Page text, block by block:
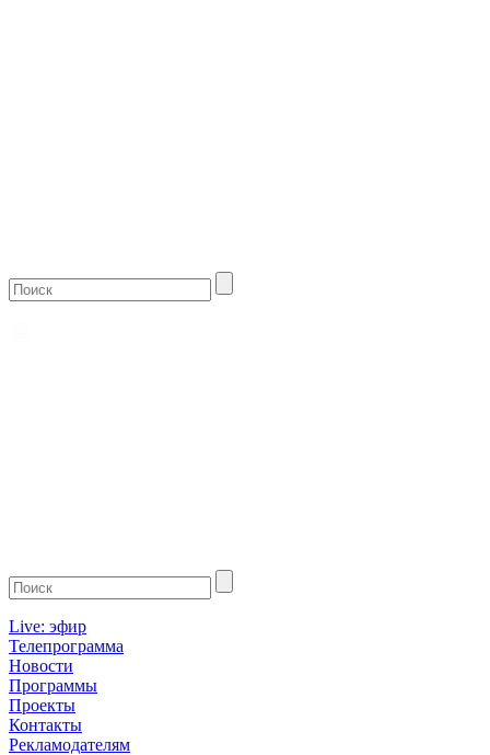
Live: эфир
Телепрограмма
Новости
Программы
Проекты
Контакты
Рекламодателям